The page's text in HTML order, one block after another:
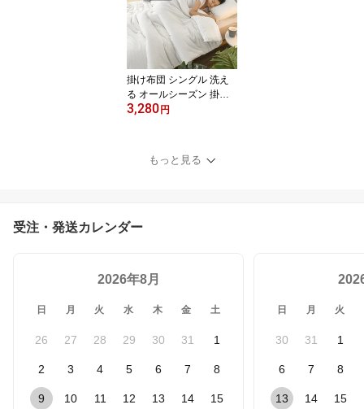
ツ ボックス 洗える 洗濯
機可 シングル/セミダブ
ル/ダブル/クイーン 厚手
タイプ追加 つるつるボッ
クスシーツ
掛け布団 シングル 洗え
る オールシーズン 掛け
布団 肌掛け布団 肌掛け
肌ふとん 柔らかい 中綿
冬 秋 春 夏 四季 おすすめ
来客用布団
3,280円
もっと見る
受注・発送カレンダー
2026年8月
日 月 火 水 木 金 土
26 27 28 29 30 31 1
2 3 4 5 6 7 8
9 10 11 12 13 14 15
日 月 火
30 31 1
6 7 8
13 14 15